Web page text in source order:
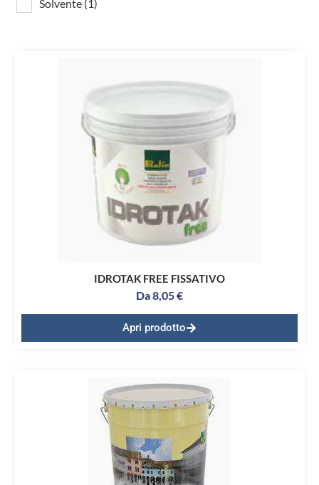
Solvente (1)
IDROTAK FREE FISSATIVO
Da8,05€
Apri prodotto